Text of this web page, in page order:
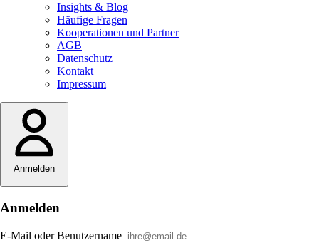
Insights & Blog
Häufige Fragen
Kooperationen und Partner
AGB
Datenschutz
Kontakt
Impressum
Anmelden
Anmelden
E-Mail oder Benutzername